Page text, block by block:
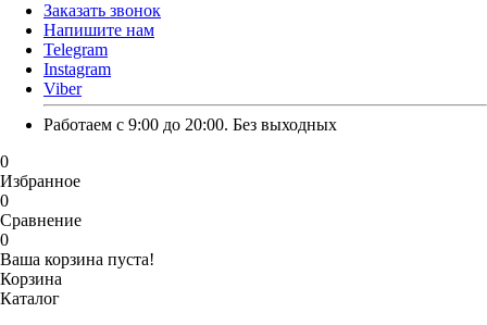
Заказать звонок
Напишите нам
Telegram
Instagram
Viber
Работаем с 9:00 до 20:00. Без выходных
0
Избранное
0
Сравнение
0
Ваша корзина пуста!
Корзина
Каталог